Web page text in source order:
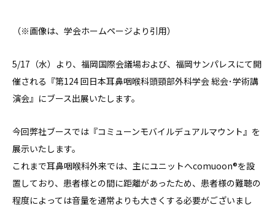
（※画像は、学会ホームページより引用）
5/17（水）より、福岡国際会議場および、福岡サンパレスにて開
催される『第124 回日本耳鼻咽喉科頭頸部外科学会 総会･学術講
演会』にブース出展いたします。
今回弊社ブースでは『コミューンモバイルデュアルマウント』を
展示いたします。
これまで耳鼻咽喉科外来では、主にユニットへcomuoon®を設
置しており、患者様との間に距離があったため、患者様の難聴の
程度によっては音量を通常よりも大きくする必要がございまし